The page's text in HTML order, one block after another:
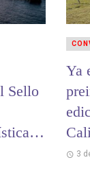
Sello
Ya
3